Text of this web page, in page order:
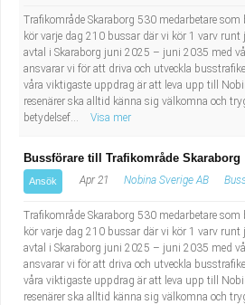
Hälso- och sjukvård
Industriell tillverkning
Installation, drift, underhåll
Kultur, media, design
Militärt arbete
Naturbruk
Personlig assistent
Behandlingsassistent/
Tandsköterska
Tidningsbud/
Lärare i fritidshem/
Taxiförare/Taxichaufför
Trafikområde Skaraborg 530 medarbetare
kör varje dag 210 bussar där vi kör 1 varv runt
avtal i Skaraborg juni 2025 – juni 2035 med
ansvarar vi för att driva och utveckla
våra viktigaste uppdrag är att leva upp till
resenärer ska alltid känna sig välkomna och
betydelsef...
Visa mer
Bussförare till Trafikområde Skaraborg
Ansök Apr 21 Nobina Sverige AB
Trafikområde Skaraborg 530 medarbetare
kör varje dag 210 bussar där vi kör 1 varv runt
avtal i Skaraborg juni 2025 – juni 2035 med
ansvarar vi för att driva och utveckla
våra viktigaste uppdrag är att leva upp till
resenärer ska alltid känna sig välkomna och